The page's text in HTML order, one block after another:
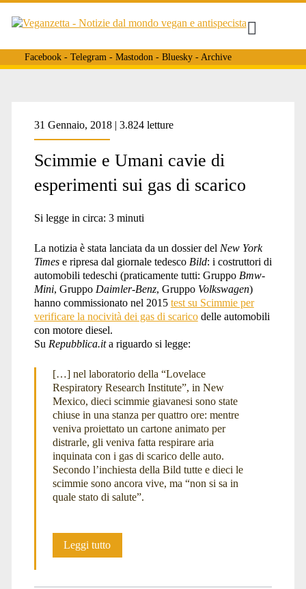
Facebook- Telegram- Mastodon- Bluesky- Archive
Tag:
<span>Società
Ricerca
europea
l’Ambiente
31 Gennaio, 2018 | 3.824 letture
Scimmie e Umani cavie di
esperimenti sui gas di scarico
Si legge in circa: 3 minuti
La notizia è stata lanciata da un dossier del New York
Times e ripresa dal giornale tedesco Bild: i costruttori di
automobili tedeschi (praticamente tutti: Gruppo Bmw-
Mini, Gruppo Daimler-Benz, Gruppo Volkswagen)
hanno commissionato nel 2015 test su Scimmie per
verificare la nocività dei gas di scaricodelle automobili
con motore diesel.
Su Repubblica.ita riguardo si legge:
[…] nel laboratorio della “Lovelace
Respiratory Research Institute”, in New
Mexico, dieci scimmie giavanesi sono state
chiuse in una stanza per quattro ore: mentre
veniva proiettato un cartone animato per
distrarle, gli veniva fatta respirare aria
inquinata con i gas di scarico delle auto.
Secondo l’inchiesta della Bild tutte e dieci le
scimmie sono ancora vive, ma “non si sa in
quale stato di salute”.
Leggi tuttoScimmie